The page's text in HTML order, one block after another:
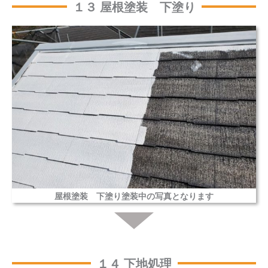
１３ 屋根塗装 下塗り
屋根塗装 下塗り塗装中の写真となります
１４ 下地処理